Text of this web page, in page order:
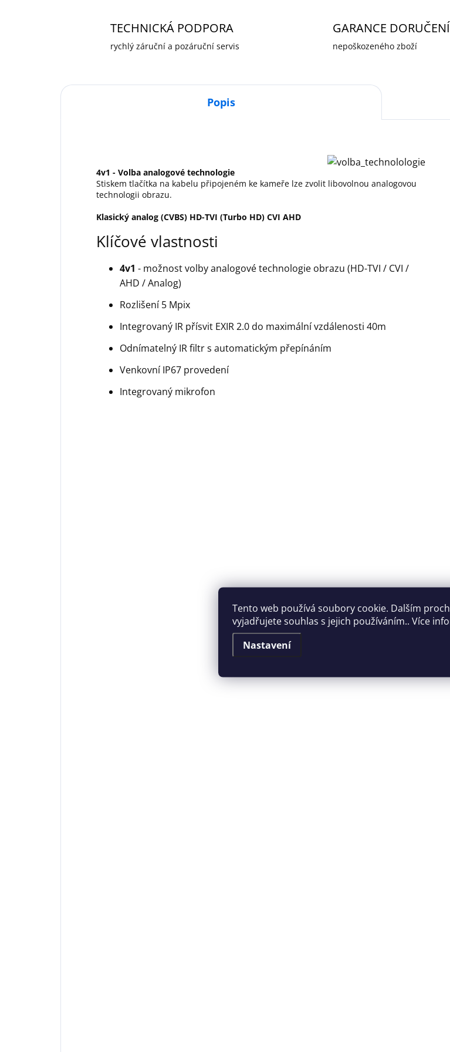
Tento web používá soubory cookie. Dalším
vyjadřujete souhlas s jejich používáním.. Více
Nastavení
TECHNICKÁ PODPORA
rychlý záruční a pozáruční servis
GARANCE DORUČENÍ
nepoškozeného zboží
Popis
4v1 - Volba analogové technologie
Stiskem tlačítka na kabelu připojeném ke kameře lze zvolit libovolnou analogovou
technologii obrazu.
Klasický analog (CVBS) HD-TVI (Turbo HD) CVI AHD
Klíčové vlastnosti
4v1 - možnost volby analogové technologie obrazu (HD-TVI / CVI /
AHD / Analog)
Rozlišení 5 Mpix
Integrovaný IR přísvit EXIR 2.0 do maximální vzdálenosti 40m
Odnímatelný IR filtr s automatickým přepínáním
Venkovní IP67 provedení
Integrovaný mikrofon